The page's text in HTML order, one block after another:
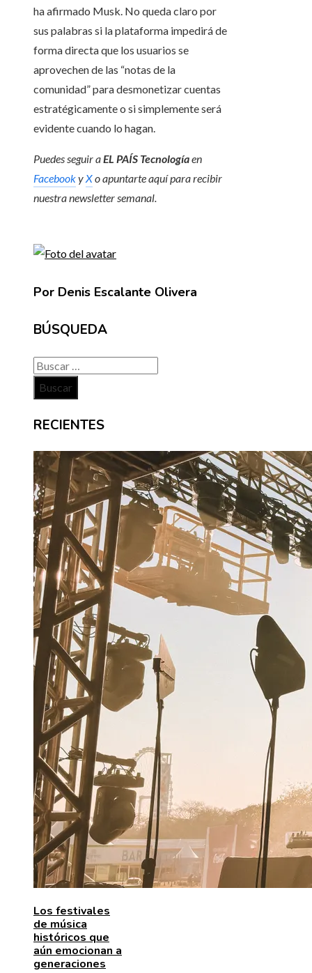
ha afirmado Musk. No queda claro por
sus palabras si la plataforma impedirá de
forma directa que los usuarios se
aprovechen de las “notas de la
comunidad” para desmonetizar cuentas
estratégicamente o si simplemente será
evidente cuando lo hagan.
Puedes seguir aEL PAÍS Tecnologíaen
FacebookyXo apuntarte aquí para recibir
nuestranewsletter semanal.
Por Denis Escalante Olivera
BÚSQUEDA
Buscar:
RECIENTES
Los festivales
de música
históricos que
aún emocionan a
generaciones